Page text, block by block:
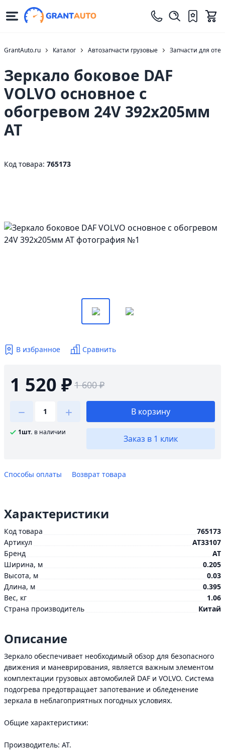
GrantAuto.ru Каталог Автозапчасти грузовые Запчасти для
Зеркало боковое DAF
VOLVO основное с
обогревом 24V 392х205мм
AT
Код товара: 765173
В избранное Сравнить
1 520 ₽ 1 600 ₽
1шт. в наличии
В корзину
Заказ в 1 клик
Способы оплаты Возврат товара
Характеристики
Код товара
765173
Артикул
AT33107
Бренд
AT
Ширина, м
0.205
Высота, м
0.03
Длина, м
0.395
Вес, кг
1.06
Страна производитель
Китай
Описание
Зеркало обеспечивает необходимый обзор для безопасного
движения и маневрирования, является важным элементом
комплектации грузовых автомобилей DAF и VOLVO. Система
подогрева предотвращает запотевание и обледенение
зеркала в неблагоприятных погодных условиях.
Общие характеристики:
Производитель: AT.